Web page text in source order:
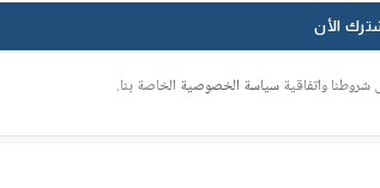
واتفاقيةسياسة الخصوصية الخاصة بنا.